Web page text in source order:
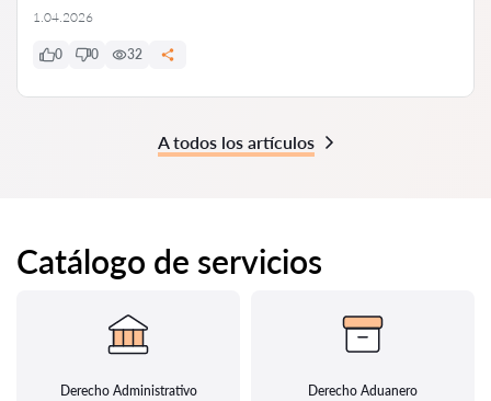
1.04.2026
0 0 32
A todos los artículos
Catálogo de servicios
Derecho Administrativo Derecho Aduanero